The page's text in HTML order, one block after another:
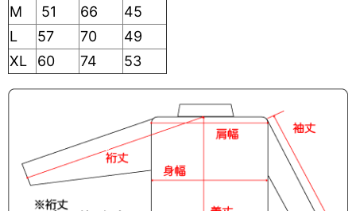
M
51 66
45
L
57 70
49
XL
60 74 53